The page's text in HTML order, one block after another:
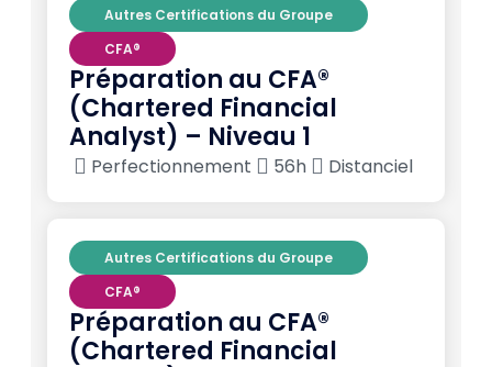
Autres Certifications du Groupe
CFA®
Préparation au CFA®
(Chartered Financial
Analyst) – Niveau 1
Perfectionnement 56h Distanciel
Autres Certifications du Groupe
CFA®
Préparation au CFA®
(Chartered Financial